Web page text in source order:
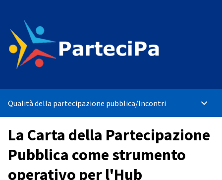
Qualità della partecipazione pubblica/Incontri
La Carta della Partecipazione
Pubblica come strumento
operativo per l'Hub